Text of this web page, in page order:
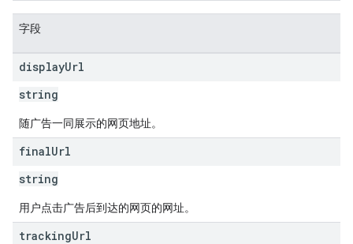
字段
displayUrl
string
随广告一同展示的网页地址。
finalUrl
string
用户点击广告后到达的网页的网址。
trackingUrl